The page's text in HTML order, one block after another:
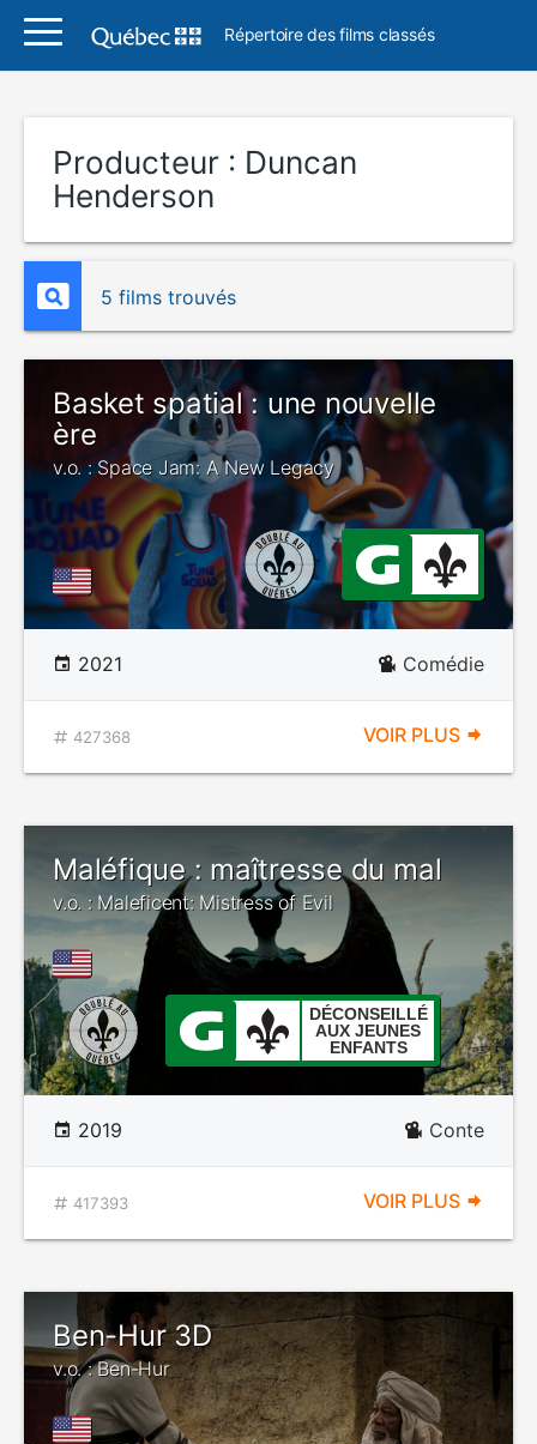
Répertoire des films classés
Producteur : Duncan
Henderson
5 films trouvés
Basket spatial : une nouvelle
ère
v.o. : Space Jam: A New Legacy
2021 Comédie
427368 VOIR PLUS
Maléfique : maîtresse du mal
v.o. : Maleficent: Mistress of Evil
DÉCONSEILLÉ
AUX JEUNES
ENFANTS
2019 Conte
417393 VOIR PLUS
Ben-Hur 3D
v.o. : Ben-Hur